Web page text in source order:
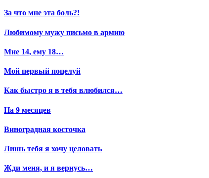
За что мне эта боль?!
Любимому мужу письмо в армию
Мне 14, ему 18…
Мой первый поцелуй
Как быстро я в тебя влюбился…
На 9 месяцев
Виноградная косточка
Лишь тебя я хочу целовать
Жди меня, и я вернусь…